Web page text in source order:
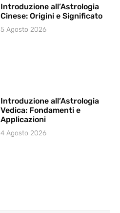
Introduzione all’Astrologia
Cinese: Origini e Significato
5 Agosto 2026
Introduzione all’Astrologia
Vedica: Fondamenti e
Applicazioni
4 Agosto 2026